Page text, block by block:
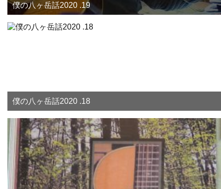
僕の八ヶ岳話2020 .19
僕の八ヶ岳話2020 .18